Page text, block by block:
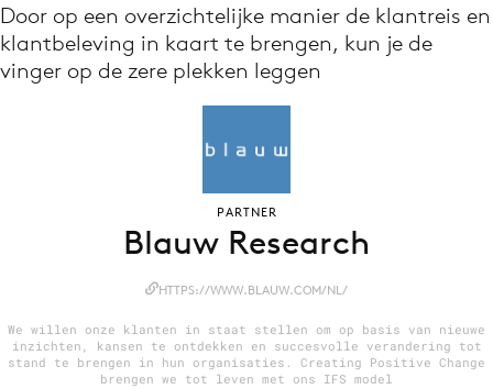
Nieuws app
Adverteren
Events
Door op een overzichtelijke manier de klantreis en
klantbeleving in kaart te brengen, kun je de
vinger op de zere plekken leggen
PARTNER
Blauw Research
HTTPS://WWW.BLAUW.COM/NL/
We willen onze klanten in staat stellen om op basis van nieuwe
inzichten, kansen te ontdekken en succesvolle verandering tot
stand te brengen in hun organisaties. Creating Positive Change
brengen we tot leven met ons IFS model